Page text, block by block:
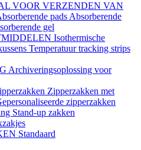
VOOR VERZENDEN VAN
pads Absorberende
gel
Isothermische
Temperatuur tracking strips
Archiveringsoplossing voor
Zipperzakken met
zipperzakken
Stand-up zakken
Standaard